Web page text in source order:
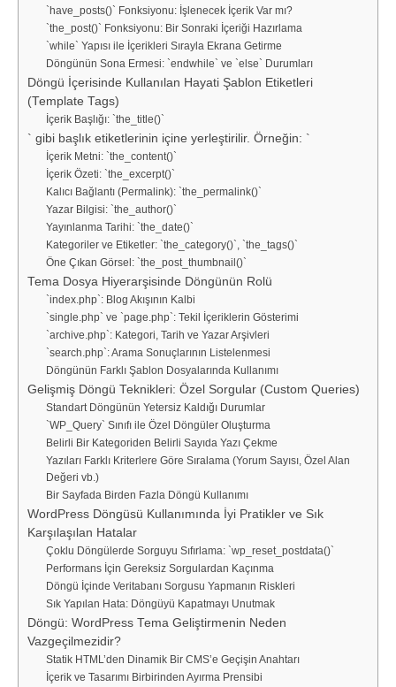
`have_posts()` Fonksiyonu: İşlenecek İçerik Var mı?
`the_post()` Fonksiyonu: Bir Sonraki İçeriği Hazırlama
`while` Yapısı ile İçerikleri Sırayla Ekrana Getirme
Döngünün Sona Ermesi: `endwhile` ve `else` Durumları
Döngü İçerisinde Kullanılan Hayati Şablon Etiketleri
(Template Tags)
İçerik Başlığı: `the_title()`
` gibi başlık etiketlerinin içine yerleştirilir. Örneğin: `
İçerik Metni: `the_content()`
İçerik Özeti: `the_excerpt()`
Kalıcı Bağlantı (Permalink): `the_permalink()`
Yazar Bilgisi: `the_author()`
Yayınlanma Tarihi: `the_date()`
Kategoriler ve Etiketler: `the_category()`, `the_tags()`
Öne Çıkan Görsel: `the_post_thumbnail()`
Tema Dosya Hiyerarşisinde Döngünün Rolü
`index.php`: Blog Akışının Kalbi
`single.php` ve `page.php`: Tekil İçeriklerin Gösterimi
`archive.php`: Kategori, Tarih ve Yazar Arşivleri
`search.php`: Arama Sonuçlarının Listelenmesi
Döngünün Farklı Şablon Dosyalarında Kullanımı
Gelişmiş Döngü Teknikleri: Özel Sorgular (Custom Queries)
Standart Döngünün Yetersiz Kaldığı Durumlar
`WP_Query` Sınıfı ile Özel Döngüler Oluşturma
Belirli Bir Kategoriden Belirli Sayıda Yazı Çekme
Yazıları Farklı Kriterlere Göre Sıralama (Yorum Sayısı, Özel Alan
Değeri vb.)
Bir Sayfada Birden Fazla Döngü Kullanımı
WordPress Döngüsü Kullanımında İyi Pratikler ve Sık
Karşılaşılan Hatalar
Çoklu Döngülerde Sorguyu Sıfırlama: `wp_reset_postdata()`
Performans İçin Gereksiz Sorgulardan Kaçınma
Döngü İçinde Veritabanı Sorgusu Yapmanın Riskleri
Sık Yapılan Hata: Döngüyü Kapatmayı Unutmak
Döngü: WordPress Tema Geliştirmenin Neden
Vazgeçilmezidir?
Statik HTML’den Dinamik Bir CMS’e Geçişin Anahtarı
İçerik ve Tasarımı Birbirinden Ayırma Prensibi